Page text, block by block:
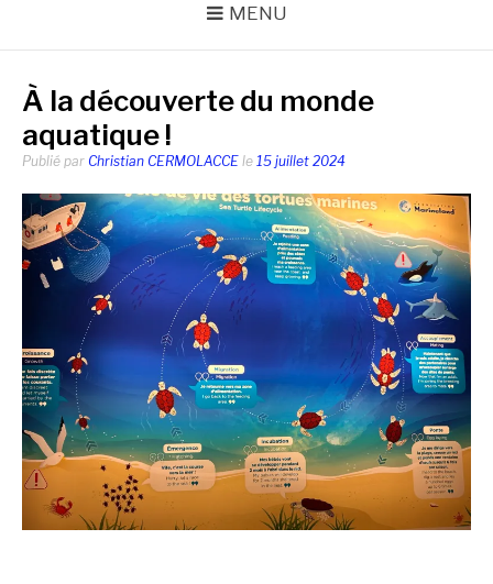
MENU
À la découverte du monde
aquatique !
Publié par Christian CERMOLACCE le 15 juillet 2024